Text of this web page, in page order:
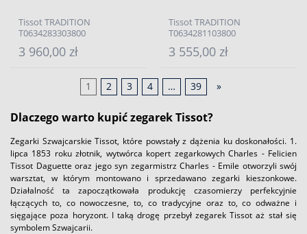
Tissot TRADITION
T0634283303800
3 960,00 zł
Tissot TRADITION
T0634281103800
3 555,00 zł
1 2 3 4 … 39 »
Dlaczego warto kupić zegarek Tissot?
Zegarki Szwajcarskie Tissot, które powstały z dążenia ku doskonałości. 1.
lipca 1853 roku złotnik, wytwórca kopert zegarkowych Charles - Felicien
Tissot Daguette oraz jego syn zegarmistrz Charles - Emile otworzyli swój
warsztat, w którym montowano i sprzedawano zegarki kieszonkowe.
Działalność ta zapoczątkowała produkcję czasomierzy perfekcyjnie
łączących to, co nowoczesne, to, co tradycyjne oraz to, co odważne i
sięgające poza horyzont. I taką drogę przebył zegarek Tissot aż stał się
symbolem Szwajcarii.